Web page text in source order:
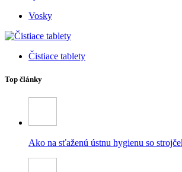
Vosky
Čistiace tablety
Top články
Ako na sťaženú ústnu hygienu so